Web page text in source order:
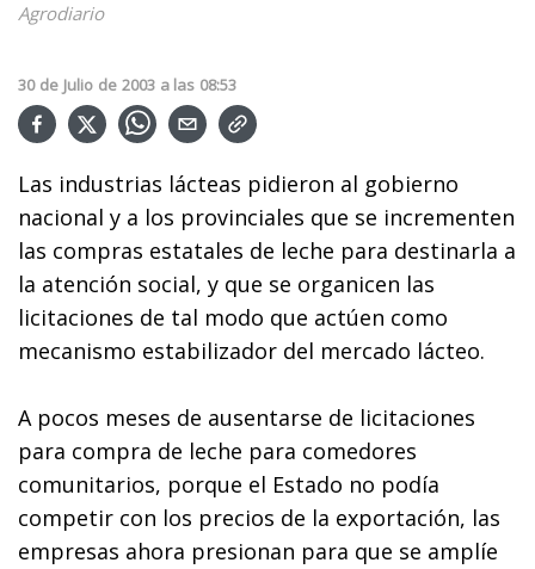
Agrodiario
30 de Julio de 2003 a las 08:53
Las industrias lácteas pidieron al gobierno
nacional y a los provinciales que se incrementen
las compras estatales de leche para destinarla a
la atención social, y que se organicen las
licitaciones de tal modo que actúen como
mecanismo estabilizador del mercado lácteo.
A pocos meses de ausentarse de licitaciones
para compra de leche para comedores
comunitarios, porque el Estado no podía
competir con los precios de la exportación, las
empresas ahora presionan para que se amplíe